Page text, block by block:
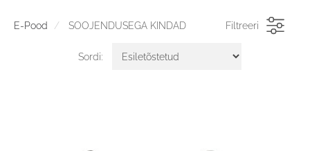
E-Pood SOOJENDUSEGA KINDAD Filtreeri
Sordi: